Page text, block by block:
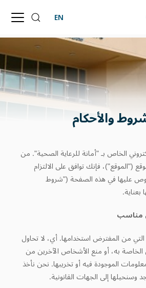
EN
والأحكام
الخاص بـ "أمانة للرعاية الصحية". من
("الموقع")، فإنك توافق على الالتزام
عليها في هذه الصفحة ("شروط
بعناية.
مناسب
من المفترض استخدامها. أي، لا تحاول
الخاصة به، أو منع الأشخاص الآخرين من
الموجودة فيه أو تخريبها. نحن نأخذ
وسنحيلها إلى الجهات القانونية.